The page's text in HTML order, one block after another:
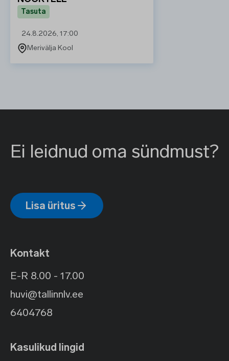
Tasuta
24.8.2026, 17:00
Merivälja Kool
Ei leidnud oma sündmust?
Lisa üritus
Kontakt
E-R 8.00 - 17.00
huvi@tallinnlv.ee
6404768
Kasulikud lingid